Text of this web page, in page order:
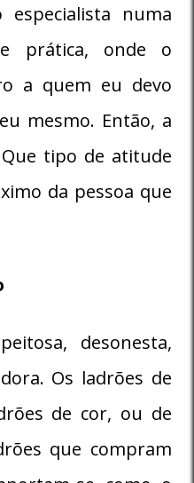
numa
prática, onde o
a quem eu devo
mesmo. Então, a
tipo de atitude
da pessoa que
desonesta,
Os ladrões de
de cor, ou de
que compram